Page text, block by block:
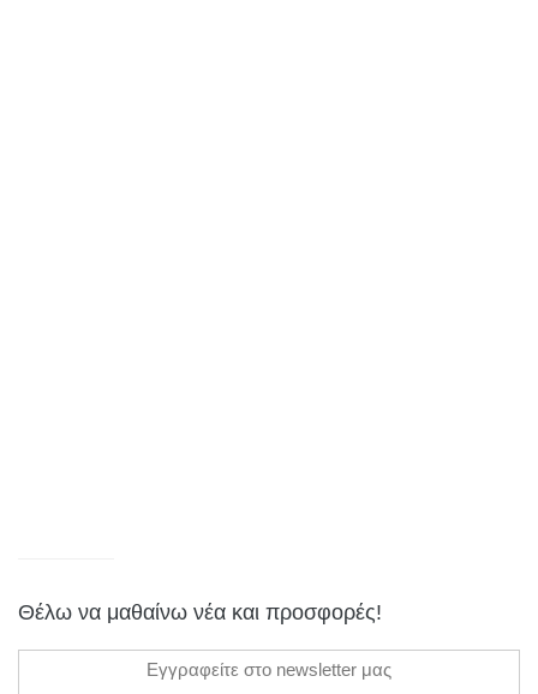
Θέλω να μαθαίνω νέα και προσφορές!
Εγγραφείτε στο newsletter μας